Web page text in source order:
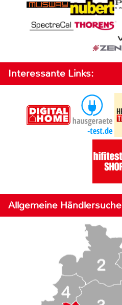
Interessante Links:
Allgemeine Händlersuche